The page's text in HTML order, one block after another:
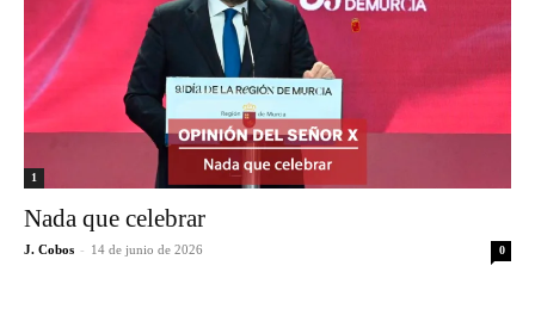
1
Nada que celebrar
J. Cobos - 14 de junio de 2026 0